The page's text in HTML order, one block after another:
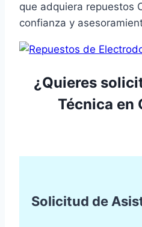
que adquiera repuestos
confianza y
¿Quieres
Técnica en
Solicitud de